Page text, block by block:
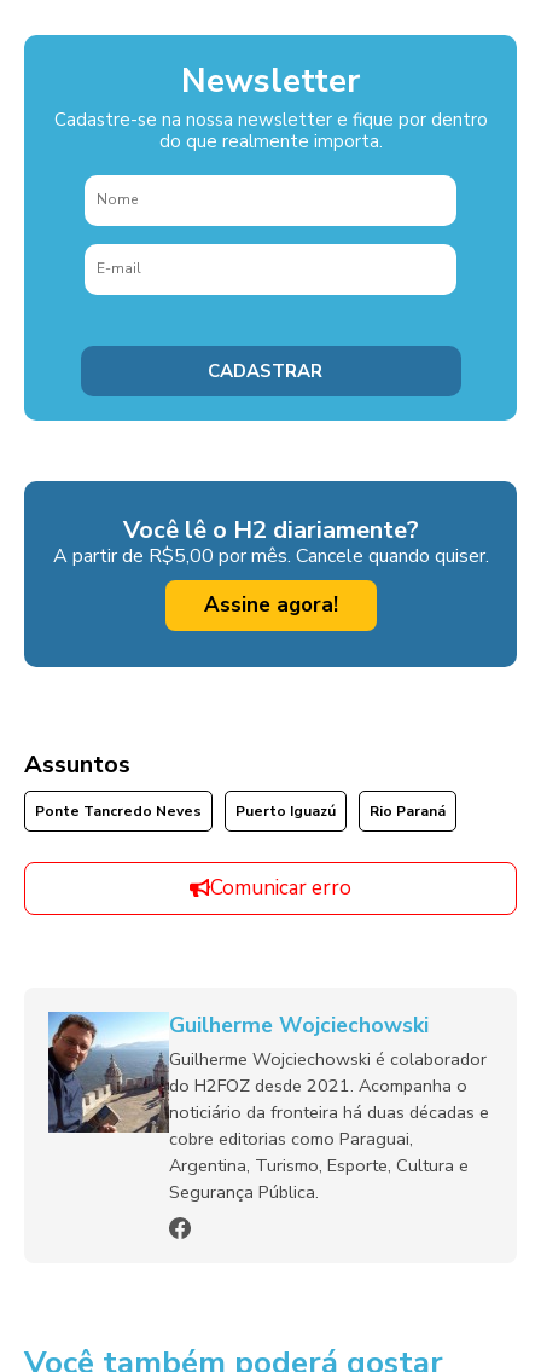
Newsletter
Cadastre-se na nossa newsletter e fique por dentro
do que realmente importa.
Você lê o H2 diariamente?
A partir de R$5,00 por mês. Cancele quando quiser.
Assine agora!
Assuntos
Ponte Tancredo Neves Puerto Iguazú Rio Paraná
Comunicar erro
Guilherme Wojciechowski
Guilherme Wojciechowski é colaborador
do H2FOZ desde 2021. Acompanha o
noticiário da fronteira há duas décadas e
cobre editorias como Paraguai,
Argentina, Turismo, Esporte, Cultura e
Segurança Pública.
Você também poderá gostar